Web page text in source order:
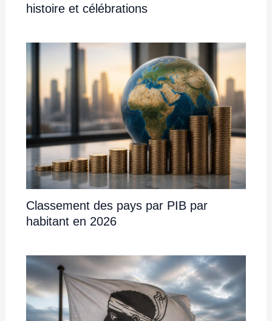
histoire et célébrations
Classement des pays par PIB par
habitant en 2026